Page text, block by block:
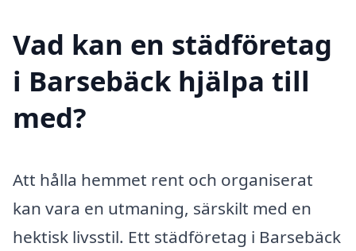
Vad kan en städföretag
i Barsebäck hjälpa till
med?
Att hålla hemmet rent och organiserat
kan vara en utmaning, särskilt med en
hektisk livsstil. Ett städföretag i Barsebäck